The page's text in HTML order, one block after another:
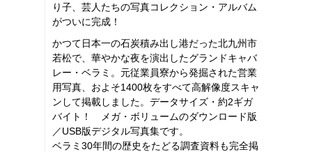
り子、芸人たちの写真コレクション・アルバム
がついに完成！
かつて日本一の石炭積み出し港だった北九州市
若松で、華やかな夜を演出したグランドキャバ
レー・ベラミ。元従業員寮から発掘された営業
用写真、およそ1400枚をすべて高解像度スキャ
ンして掲載しました。データサイズ・約2ギガ
バイト！ メガ・ボリュームのダウンロード版
／USB版デジタル写真集です。
ベラミ30年間の歴史をたどる調査資料も完全掲